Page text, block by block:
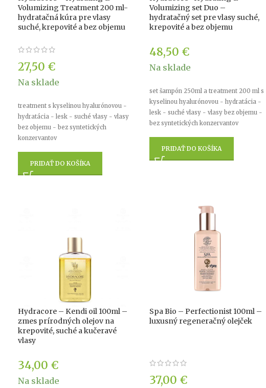
Volumizing Treatment 200 ml-
hydratačná kúra pre vlasy
suché, krepovité a bez objemu
27,50 €
Na sklade
treatment s kyselinou hyalurónovou -
hydratácia - lesk - suché vlasy - vlasy
bez objemu - bez syntetických
konzervantov
PRIDAŤ DO KOŠÍKA
Volumizing set Duo –
hydratačný set pre vlasy suché,
krepovité a bez objemu
48,50 €
Na sklade
set šampón 250ml a treatment 200 ml s
kyselinou hyalurónovou - hydratácia -
lesk - suché vlasy - vlasy bez objemu -
bez syntetických konzervantov
PRIDAŤ DO KOŠÍKA
Hydracore – Kendi oil 100ml –
zmes prírodných olejov na
krepovité, suché a kučeravé
vlasy
34,00 €
Na sklade
Spa Bio – Perfectionist 100ml –
luxusný regeneračný olejček
37,00 €